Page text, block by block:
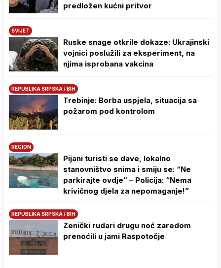
predložen kućni pritvor
SVIJET
Ruske snage otkrile dokaze: Ukrajinski
vojnici poslužili za eksperiment, na
njima isprobana vakcina
REPUBLIKA SRPSKA / BIH
Trebinje: Borba uspjela, situacija sa
požarom pod kontrolom
REGION
Pijani turisti se dave, lokalno
stanovništvo snima i smiju se: “Ne
parkirajte ovdje” – Policija: “Nema
krivičnog djela za nepomaganje!”
REPUBLIKA SRPSKA / BIH
Zenički rudari drugu noć zaredom
prenoćili u jami Raspotočje